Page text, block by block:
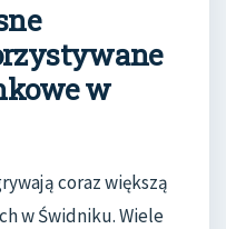
w
coraz większą
w Świdniku. Wiele